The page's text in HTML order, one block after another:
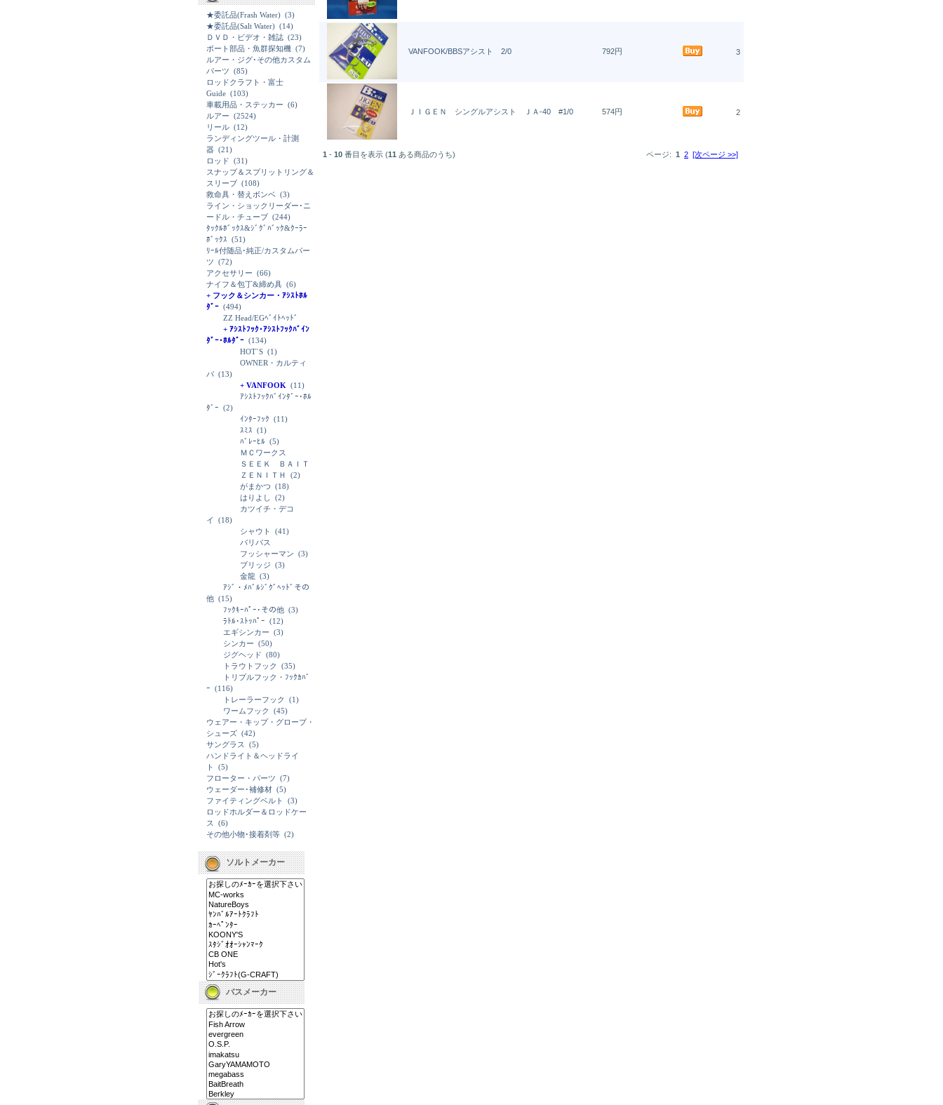
★委託品(Frash Water) (3)
★委託品(Salt Water) (14)
ＤＶＤ・ビデオ・雑誌 (23)
ボート部品・魚群探知機 (7)
ルアー・ジグ･その他カスタム
パーツ (85)
ロッドクラフト・富士
Guide (103)
車載用品・ステッカー (6)
ルアー (2524)
リール (12)
ランディングツール・計測
器 (21)
ロッド (31)
スナップ＆スプリットリング＆
スリーブ (108)
救命具・替えボンベ (3)
ライン・ショックリーダー･ニ
ードル・チューブ (244)
ﾀｯｸﾙﾎﾞｯｸｽ&ｼﾞｸﾞﾊﾞｯｸ&ｸｰﾗｰ
ﾎﾞｯｸｽ (51)
ﾘｰﾙ付随品･純正/カスタムパー
ツ (72)
アクセサリー (66)
ナイフ＆包丁&締め具 (6)
+ フック＆シンカー・ｱｼｽﾄﾎﾙ
ﾀﾞｰ (494)
ZZ Head/EGﾍﾞｲﾄﾍｯﾄﾞ
+ ｱｼｽﾄﾌｯｸ･ｱｼｽﾄﾌｯｸﾊﾞｲﾝ
ﾀﾞｰ･ﾎﾙﾀﾞｰ (134)
HOT`S (1)
OWNER・カルティ
バ (13)
+ VANFOOK (11)
ｱｼｽﾄﾌｯｸﾊﾞｲﾝﾀﾞｰ･ﾎﾙ
ﾀﾞｰ (2)
ｲﾝﾀｰﾌｯｸ (11)
ｽﾐｽ (1)
ﾊﾞﾚｰﾋﾙ (5)
ＭＣワークス
ＳＥＥＫ ＢＡＩＴ
ＺＥＮＩＴＨ
(2)
がまかつ (18)
はりよし
(2)
カツイチ・デコ
イ
(18)
シャウト
(41)
バリバス
フッシャーマン (3)
ブリッジ (3)
金龍 (3)
ｱｼﾞ・ﾒﾊﾞﾙｼﾞｸﾞﾍｯﾄﾞその
他 (15)
ﾌｯｸｷｰﾊﾟｰ･その他 (3)
ﾗﾄﾙ･ｽﾄｯﾊﾟｰ (12)
エギシンカー (3)
シンカー (50)
ジグヘッド (80)
トラウトフック
(35)
トリプルフック・ﾌｯｸｶﾊﾞ
ｰ (116)
トレーラーフック
(1)
ワームフック
(45)
ウェアー・キップ・グローブ・
シューズ (42)
サングラス
(5)
ハンドライト＆ヘッドライ
ト
(5)
フローター・パーツ (7)
ウェーダー･補修材 (5)
ファイティングベルト
(3)
ロッドホルダー＆ロッドケー
ス
(6)
その他小物･接着剤等 (2)
ソルトメーカー
バスメーカー
VANFOOK/BBSアシスト 2/0 792円 3
ＪＩＧＥＮ シングルアシスト ＪＡ-40 #1/0 574円 2
1 - 10 番目を表示 (11 ある商品のうち) ページ: 1 2 [次ページ >>]